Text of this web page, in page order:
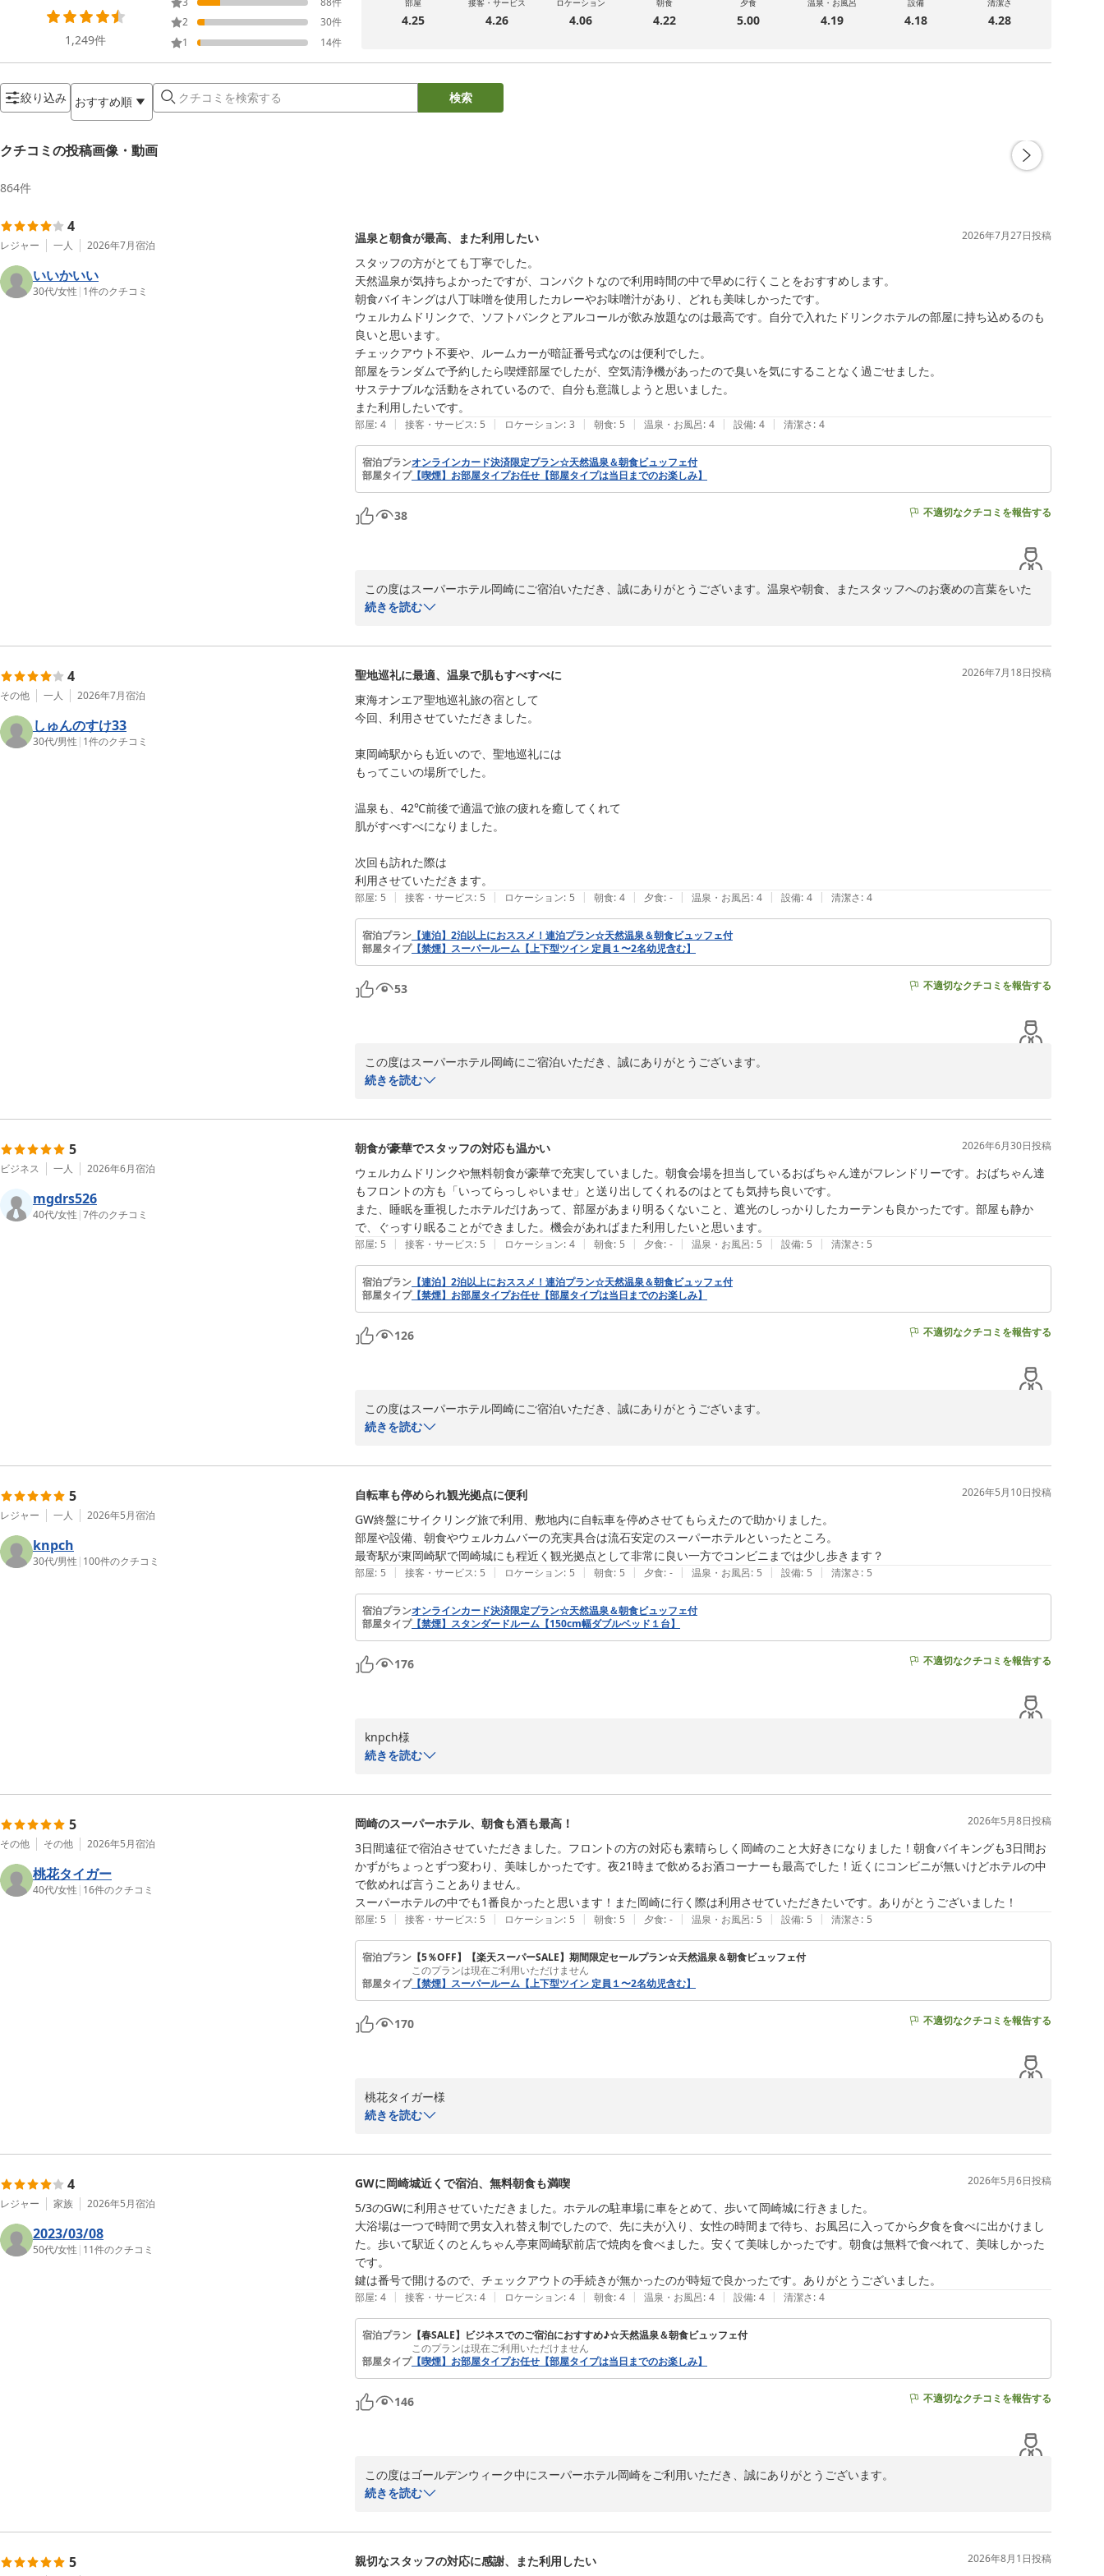
1,249件
2
30件
1
14件
部屋
4.25
接客・サービス
4.26
ロケーション
4.06
朝食
4.22
夕食
5.00
温泉・お風呂
4.19
設備
4.18
清潔さ
4.28
絞り込み おすすめ順 検索
クチコミの投稿画像・動画
864件
4
レジャー 一人 2026年7月宿泊
いいかいい
30代/女性 | 1件のクチコミ
温泉と朝食が最高、また利用したい 2026年7月27日投稿
スタッフの方がとても丁寧でした。
天然温泉が気持ちよかったですが、コンパクトなので利用時間の中で早めに行くことをおすすめします。
朝食バイキングは八丁味噌を使用したカレーやお味噌汁があり、どれも美味しかったです。
ウェルカムドリンクで、ソフトバンクとアルコールが飲み放題なのは最高です。自分で入れたドリンクホテルの部屋に持ち込めるのも
良いと思います。
チェックアウト不要や、ルームカーが暗証番号式なのは便利でした。
部屋をランダムで予約したら喫煙部屋でしたが、空気清浄機があったので臭いを気にすることなく過ごせました。
サステナブルな活動をされているので、自分も意識しようと思いました。
また利用したいです。
部屋: 4 | 接客・サービス: 5 | ロケーション: 3 | 朝食: 5 | 温泉・お風呂: 4 | 設備: 4 | 清潔さ: 4
宿泊プランオンラインカード決済限定プラン☆天然温泉＆朝食ビュッフェ付
部屋タイプ【喫煙】お部屋タイプお任せ【部屋タイプは当日までのお楽しみ】
38 不適切なクチコミを報告する
この度はスーパーホテル岡崎にご宿泊いただき、誠にありがとうございます。温泉や朝食、またスタッフへのお褒めの言葉をいた
だき大変嬉しく思っております。
天然温泉が気持ちよかったが、ややコンパクトだったというご指摘をいただきありがとうございます。混雑する時間帯にはご不便
ご朝食やウェルカムドリンクに関しましてもご満足いただけたご様子が伺え安心いたしました。当ホテルでは地元名産の八丁味噌
を使ったカレーやお味噌汁など、岡崎ならではのお料理をご用意し、皆様に楽しんでいただけるよう心がけております。また、ド
お部屋につきましては、ご予約時のタイプにより喫煙室となりましたが、空気清浄機で快適にお過ごしいただけたご様子に安堵い
な活動についてもお客様に感じていただけたこと、大変光栄です。
な立地と、日替わり朝食、天然温泉を特色としてこれからも皆様にご満足いただける滞在を目指してまいります。
次回もお会いできる日をスタッフ一同楽しみにしております。岡崎は真夏の暑さが厳しい季節となりました。どうぞ体調にお気を
スーパーホテル岡崎　支配人
2026-07-29
続きを読む
4
その他 一人 2026年7月宿泊
しゅんのすけ33
30代/男性 | 1件のクチコミ
聖地巡礼に最適、温泉で肌もすべすべに 2026年7月18日投稿
東海オンエア聖地巡礼旅の宿として
今回、利用させていただきました。
東岡崎駅からも近いので、聖地巡礼には
もってこいの場所でした。
温泉も、42℃前後で適温で旅の疲れを癒してくれて
肌がすべすべになりました。
次回も訪れた際は
利用させていただきます。
部屋: 5 | 接客・サービス: 5 | ロケーション: 5 | 朝食: 4 | 夕食: - | 温泉・お風呂: 4 | 設備: 4 | 清潔さ: 4
宿泊プラン 【連泊】2泊以上におススメ！連泊プラン☆天然温泉＆朝食ビュッフェ付
部屋タイプ【禁煙】スーパールーム【上下型ツイン 定員１〜2名幼児含む】
53 不適切なクチコミを報告する
この度はスーパーホテル岡崎にご宿泊いただき、誠にありがとうございます。
した。東岡崎駅から徒歩圏内にあり、巡礼や観光のお客様に多くご利用いただいておりますが、その利便性を感じていただけたと
温泉では適温にて肌がすべすべになったとおっしゃっていただき、旅のお疲れも少しでも癒せたご様子にスタッフ一同大変安堵し
ております。当館の天然温泉は、多くのお客様からもご好評をいただいており、仕事や旅の合間にほっと一息つけるひとときとな
れば幸いです。
周期的に内容が変わる無料の朝食や、全室ネット接続無料、ご滞在を快適にお過ごしいただける備品も各種ご用意しておりますの
貴重なお時間を割いてクチコミを投稿いただきましたこと、心より感謝申し上げます。
今年の岡崎は梅雨明けが早く、連日暑い日が続いております。どうぞご自愛のうえ、また岡崎での巡礼やご予定の際はぜひ当館に
天然温泉 葵の湯 スーパーホテル岡崎
2026-07-29
続きを読む
5
ビジネス 一人 2026年6月宿泊
mgdrs526
40代/女性 |7件のクチコミ
朝食が豪華でスタッフの対応も温かい 2026年6月30日投稿
ウェルカムドリンクや無料朝食が豪華で充実していました。朝食会場を担当しているおばちゃん達がフレンドリーです。おばちゃん達
もフロントの方も「いってらっしゃいませ」と送り出してくれるのはとても気持ち良いです。
また、睡眠を重視したホテルだけあって、部屋があまり明るくないこと、遮光のしっかりしたカーテンも良かったです。部屋も静か
で、ぐっすり眠ることができました。機会があればまた利用したいと思います。
部屋: 5 | 接客・サービス: 5 | ロケーション: 4 | 朝食: 5 | 夕食: - | 温泉・お風呂: 5 | 設備: 5 | 清潔さ: 5
宿泊プラン 【連泊】2泊以上におススメ！連泊プラン☆天然温泉＆朝食ビュッフェ付
部屋タイプ【禁煙】お部屋タイプお任せ【部屋タイプは当日までのお楽しみ】
126 不適切なクチコミを報告する
この度はスーパーホテル岡崎にご宿泊いただき、誠にありがとうございます。
メントを頂けたこと、大変嬉しく拝見いたしました。「いってらっしゃいませ」とのお見送りが気持ち良いとのお声も、スタッフ
睡眠環境についてもご満足いただけたようで何よりです。お部屋の明るさや、遮光性の高いカーテン、静かな環境によって快適に
お休みいただけたことは、私どものサービスへの大きな評価と感じております。当ホテルではお客様にぐっすりお休みいただける
よう、細やかな配慮を心がけております。
食ラウンジでは、日替わりのメニューをお楽しみいただけるほか、天然温泉「葵の湯」も大変ご好評いただいております。ビジネ
スにも観光にも便利な立地となっておりますので、また岡崎へお越しの際はぜひご利用ください。
お忙しい中クチコミをご投稿いただき、誠にありがとうございました。いよいよ夏本番を迎え、岡崎の街も活気づいております。
スーパーホテル岡崎　支配人
続きを読む
5
レジャー 一人 2026年5月宿泊
knpch
30代/男性 | 100件のクチコミ
自転車も停められ観光拠点に便利 2026年5月10日投稿
GW終盤にサイクリング旅で利用、敷地内に自転車を停めさせてもらえたので助かりました。
部屋や設備、朝食やウェルカムバーの充実具合は流石安定のスーパーホテルといったところ。
最寄駅が東岡崎駅で岡崎城にも程近く観光拠点として非常に良い一方でコンビニまでは少し歩きます？
部屋: 5 | 接客・サービス: 5 | ロケーション: 5 | 朝食: 5 | 夕食: - | 温泉・お風呂: 5 | 設備: 5 | 清潔さ: 5
宿泊プランオンラインカード決済限定プラン☆天然温泉＆朝食ビュッフェ付
部屋タイプ【禁煙】スタンダードルーム【150cm幅ダブルベッド１台】
176 不適切なクチコミを報告する
knpch様
この度はゴールデンウィーク終盤のサイクリング旅のご宿泊に、当ホテルをお選びいただき誠にありがとうございます。
自転車でお越しになられ、敷地内に駐輪できて助かったとのお言葉をいただき、大変嬉しく存じます。ご旅行の拠点として快適に
テル」とのお褒めのお言葉を賜り、心より感謝申し上げます。当館自慢の天然温泉や日替わりの無料朝食、ウェルカムバーには地
域限定のドリンクもご用意しておりますので、皆さまにご好評いただいております。
一方で、コンビニがやや離れている点につきましてはご不便をおかけしましたこと、申し訳ございません。皆さまにより便利にお
過ごしいただけるよう、今後ともできる限りの工夫を続けてまいります。
す。もし次回も岡崎へお越しの際は、旅のご予定やサイクリングのお話もぜひお聞かせください。
ご投稿いただきましたこと、改めて御礼申し上げます。5月に入り爽やかな風が心地よい季節となりました。岡崎は新緑や花々も美
天然温泉 葵の湯 スーパーホテル岡崎
続きを読む
5
その他 その他 2026年5月宿泊
桃花タイガー
40代/女性 | 16件のクチコミ
岡崎のスーパーホテル、朝食も酒も最高！ 2026年5月8日投稿
3日間遠征で宿泊させていただきました。フロントの方の対応も素晴らしく岡崎のこと大好きになりました！朝食バイキングも3日間お
かずがちょっとずつ変わり、美味しかったです。夜21時まで飲めるお酒コーナーも最高でした！近くにコンビニが無いけどホテルの中
で飲めれば言うことありません。
部屋: 5 | 接客・サービス: 5 | ロケーション: 5 | 朝食: 5 | 夕食: - | 温泉・お風呂: 5 | 設備: 5 | 清潔さ: 5
宿泊プラン 【5％OFF】【楽天スーパーSALE】期間限定セールプラン☆天然温泉＆朝食ビュッフェ付
このプランは現在ご利用いただけません
部屋タイプ【禁煙】スーパールーム【上下型ツイン 定員１〜2名幼児含む】
170 不適切なクチコミを報告する
桃花タイガー様
この度はスーパーホテル岡崎にご宿泊いただき、誠にありがとうございます。遠征でのご利用とのことで、岡崎での3日間を快適に
酒コーナーも最高でした」というご感想を拝見し、スタッフ一同大変励みになっております。当館の朝食は、連泊のお客様にもご
満足いただけるように日替わりでメニューを提供しており、お楽しみいただけたことは何よりでございます。お酒コーナーもご利
用いただき、ゆっくりとお寛ぎいただけたとのお声、大変光栄です。
また、「スーパーホテルの中でも1番良かった」とのお言葉を頂戴できましたこと、心から感謝いたします。当ホテルは天然温泉や
リニューアルした朝食ラウンジなど、ビジネスや観光どちらにもご利用いただきやすい環境を目指しており、今後もお客様が心地
よくお過ごしいただけるよう努めてまいります。近隣にはスーパーや飲食店もございますので、次回ご利用の際はスタッフまでお
お忙しい中、貴重なご投稿をいただき誠にありがとうございました。また岡崎にお越しの際はぜひお立ち寄りください。新緑が美
しく過ごしやすい季節を迎え、心地よい気候が続いております。どうぞお体にお気をつけてお過ごしください。
次回もお待ちしております。
2026-05-09
続きを読む
4
レジャー 家族 2026年5月宿泊
2023/03/08
50代/女性 | 11件のクチコミ
GWに岡崎城近くで宿泊、無料朝食も満喫 2026年5月6日投稿
5/3のGWに利用させていただきました。ホテルの駐車場に車をとめて、歩いて岡崎城に行きました。
大浴場は一つで時間で男女入れ替え制でしたので、先に夫が入り、女性の時間まで待ち、お風呂に入ってから夕食を食べに出かけまし
た。歩いて駅近くのとんちゃん亭東岡崎駅前店で焼肉を食べました。安くて美味しかったです。朝食は無料で食べれて、美味しかった
です。
部屋: 4 | 接客・サービス: 4 | ロケーション: 4 | 朝食: 4 | 温泉・お風呂: 4 | 設備: 4 | 清潔さ: 4
宿泊プラン 【春SALE】ビジネスでのご宿泊におすすめ♪☆天然温泉＆朝食ビュッフェ付
このプランは現在ご利用いただけません
部屋タイプ【喫煙】お部屋タイプお任せ【部屋タイプは当日までのお楽しみ】
146 不適切なクチコミを報告する
この度はゴールデンウィーク中にスーパーホテル岡崎をご利用いただき、誠にありがとうございます。
大変嬉しく拝見いたしました。また、天然温泉「葵の湯」では時間入れ替え制についてご不便をおかけし申し訳ございません。ご
のひとときをお過ごしいただけたとのこと、旅先での食事も大切な楽しみの一つかと存じます。
続きを読む
5 親切なスタッフの対応に感謝、また利用したい 2026年8月1日投稿